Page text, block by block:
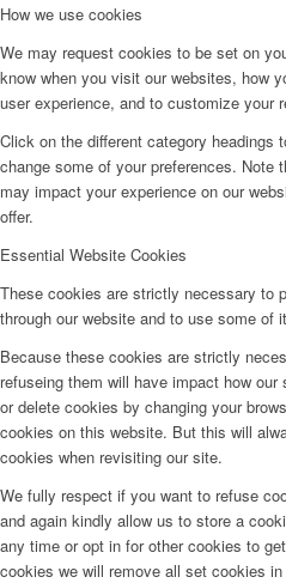
How we use cookies
We may request cookies to be set on
know when you visit our websites, how
user experience, and to customize your
Click on the different category headings
change some of your preferences. Note
may impact your experience on our
offer.
Essential Website Cookies
These cookies are strictly necessary to
through our website and to use some of
Because these cookies are strictly
refuseing them will have impact how
or delete cookies by changing your
cookies on this website. But this will
cookies when revisiting our site.
We fully respect if you want to refuse
and again kindly allow us to store a
any time or opt in for other cookies to
cookies we will remove all set cookies in